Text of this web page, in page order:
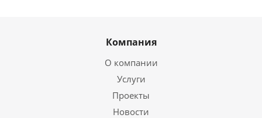
Компания
О компании
Услуги
Проекты
Новости